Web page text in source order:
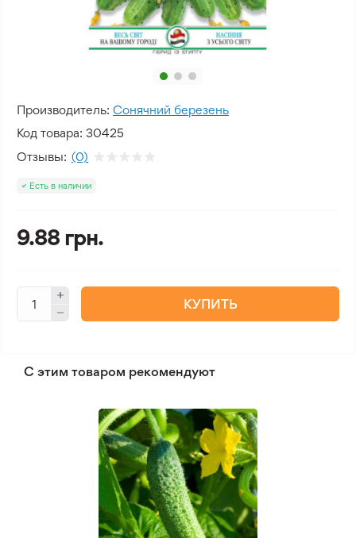
Производитель: Сонячний березень
Код товара: 30425
Отзывы: (0)
Есть в наличии
9.88 грн.
КУПИТЬ
С этим товаром рекомендуют